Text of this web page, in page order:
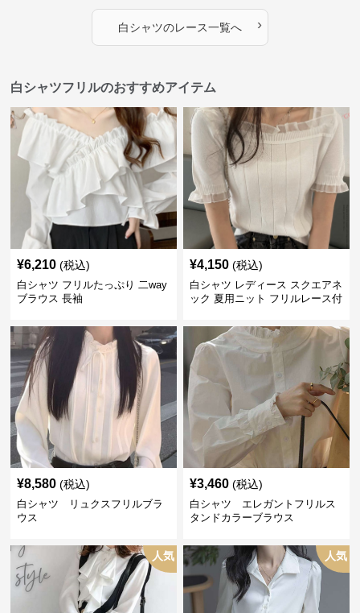
白シャツのレース一覧へ ›
白シャツフリルのおすすめアイテム
¥6,210 (税込)
白シャツ フリルたっぷり 二way
ブラウス 長袖
¥4,150 (税込)
白シャツ レディース スクエアネ
ック 夏用ニット フリルレース付
¥8,580 (税込)
白シャツ リュクスフリルブラ
ウス
¥3,460 (税込)
白シャツ エレガントフリルス
タンドカラーブラウス
人気 人気